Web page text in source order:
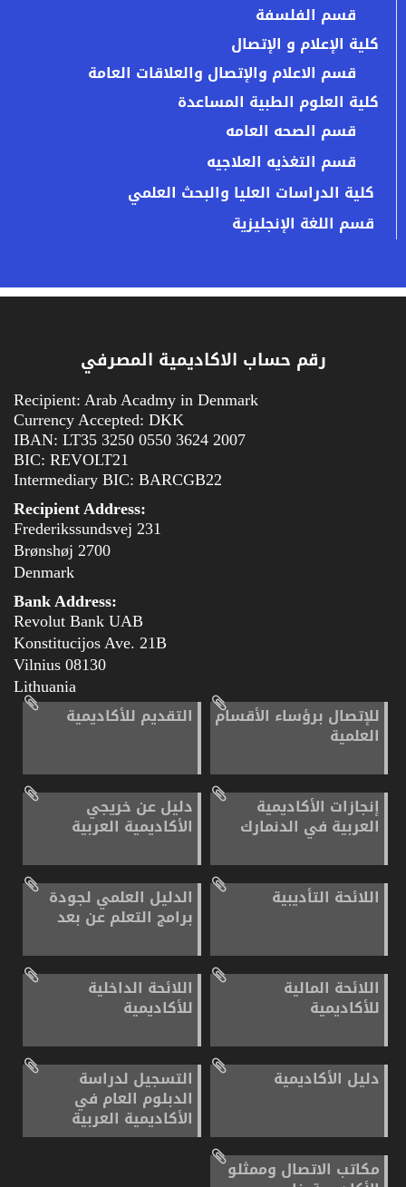
قسم الفلسفة
كلية الإعلام و الإتصال
قسم الاعلام والإتصال والعلاقات العامة
كلية العلوم الطبية المساعدة
قسم الصحه العامه
قسم التغذيه العلاجيه
كلية الدراسات العليا والبحث العلمي
قسم اللغة الإنجليزية
رقم حساب الاكاديمية المصرفي
Recipient: Arab Acadmy in Denmark
Currency Accepted: DKK
IBAN: LT35 3250 0550 3624 2007
BIC: REVOLT21
Intermediary BIC: BARCGB22
Recipient Address:
Frederikssundsvej 231
2700 Brønshøj
Denmark
Bank Address:
Revolut Bank UAB
Konstitucijos Ave. 21B
08130 Vilnius
Lithuania
للإتصال برؤساء الأقسام
العلمية
التقديم للأكاديمية
إنجازات الأكاديمية
العربية في الدنمارك
دليل عن خريجي
الأكاديمية العربية
اللائحة التأديبية الدليل العلمي لجودة
برامج التعلم عن بعد
اللائحة المالية
للأكاديمية
اللائحة الداخلية
للأكاديمية
دليل الأكاديمية التسجيل لدراسة
الدبلوم العام في
الأكاديمية العربية
مكاتب الاتصال وممثلو